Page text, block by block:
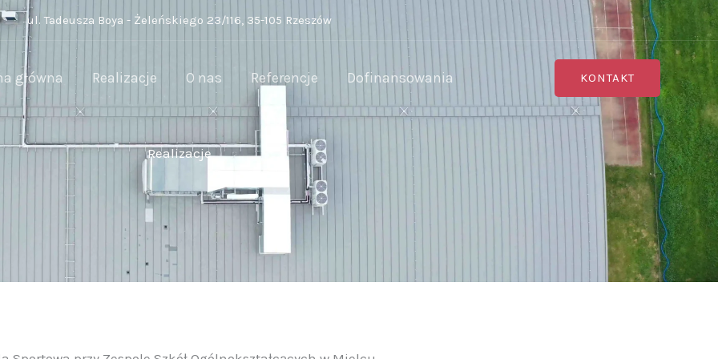
ul. Tadeusza Boya - Żeleńskiego 23/116, 35-105 Rzeszów
główna Realizacje O nas Referencje Dofinansowania KONTAKT
Realizacje